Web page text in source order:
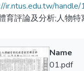
ir.ntus.edu.tw/
育評論及分析;人物特
Name
01.pdf